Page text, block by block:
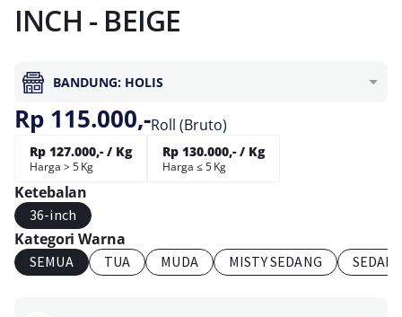
INCH - BEIGE
BANDUNG: HOLIS
Rp 115.000,-Roll (Bruto)
Rp 127.000,- / Kg
Harga > 5 Kg
Rp 130.000,- / Kg
Harga ≤ 5 Kg
Ketebalan
36-inch
Kategori Warna
SEMUA TUA MUDA MISTY SEDANG